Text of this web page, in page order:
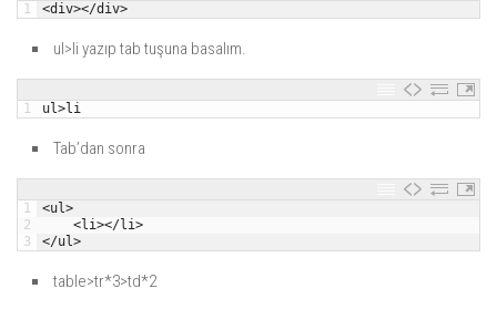
1 <div></div>
ul>li yazıp tab tuşuna basalım.
1 ul>li
Tab’dan sonra
1
2
3
<ul>
<li></li>
</ul>
table>tr*3>td*2